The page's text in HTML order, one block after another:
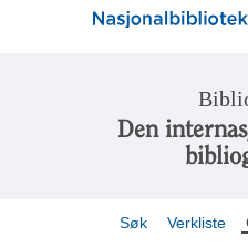
Den
Søk Verkliste